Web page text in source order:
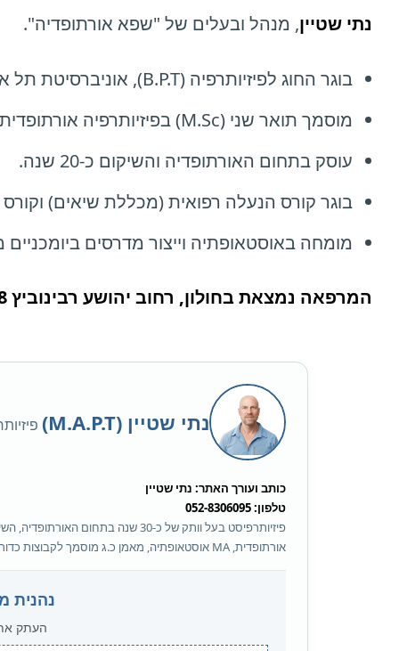
נתי שטיין, מנהל ובעלים של "שפא אורתופדיה".
בוגר החוג לפיזיותרפיה (B.P.T), אוניברסיטת תל אביב (1996).
מוסמך תואר שני (M.Sc) בפיזיותרפיה אורתופדית, אוניברסיטת בן גוריון.
עוסק בתחום האורתופדיה והשיקום כ-20 שנה.
בוגר קורס הנעלה רפואית (מכללת שיאים) וקורס
מומחה באוסטאופתיה וייצור מדרסים
המרפאה נמצאת בחולון, רחוב יהושע רבינוביץ 58.
נתי שטיין (M.A.P.T)
כותב ועורך האתר: נתי שטיין
טלפון: 052-8306095
אורתופדית, MA אוסטאופתיה, מאמן כ.ג מוסמך לקבוצות כדורסל.
נהנית
העתק